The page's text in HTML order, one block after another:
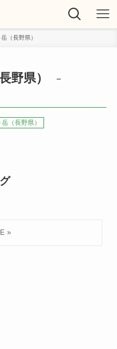
（長野県）
野県）
–
（長野県）